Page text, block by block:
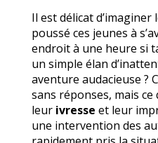
Il est délicat
poussé ces jeunes à
endroit à une heure si
un simple élan
aventure audacieuse ?
sans réponses, mais ce
leur ivresse et leur
une intervention des